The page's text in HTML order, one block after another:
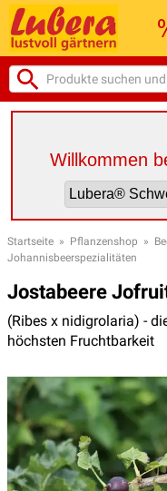
Willkommen
Startseite » Pflanzenshop »
Johannisbeerspezialitäten
Jostabeere
(Ribes x nidigrolaria) -
höchsten Fruchtbarkeit